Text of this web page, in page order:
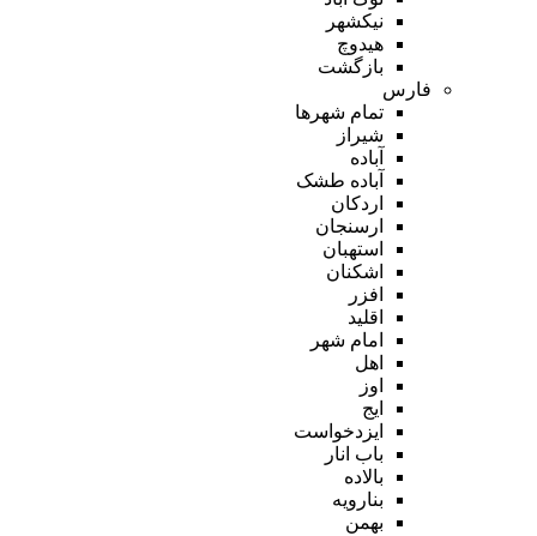
نیکشهر
هیدوچ
بازگشت
فارس
تمام شهر‌ها
شیراز
آباده
آباده طشک
اردکان
ارسنجان
استهبان
اشکنان
افزر
اقلید
امام شهر
اهل
اوز
ایج
ایزدخواست
باب انار
بالاده
بنارویه
بهمن